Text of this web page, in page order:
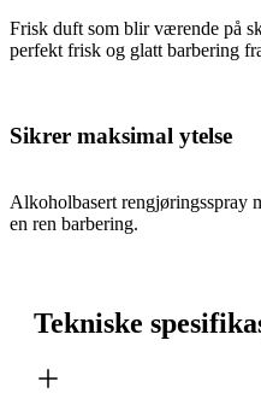
Frisk duft som blir værende på
perfekt frisk og glatt barbering
Sikrer maksimal ytelse
Alkoholbasert rengjøringsspray
en ren barbering.
Tekniske